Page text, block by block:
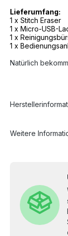
Lieferumfang:
1 x Stitch Eraser
1 x Micro-USB-
1 x
1 x
Natürlich
Weitere